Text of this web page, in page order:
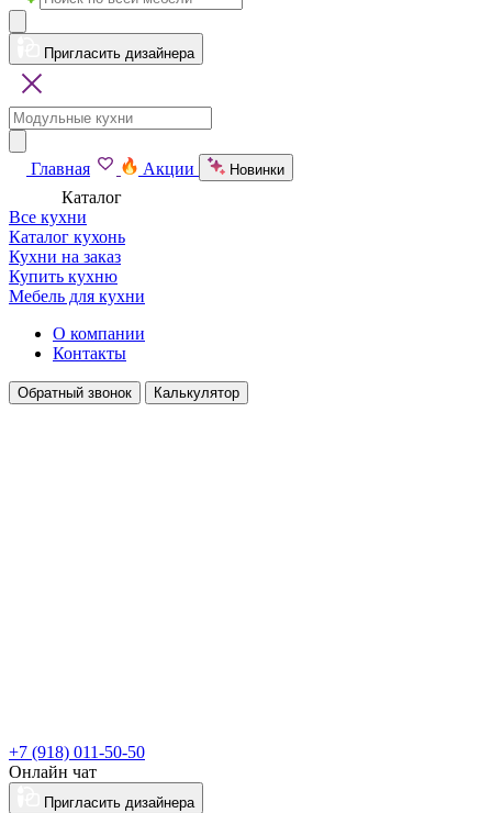
Пригласить дизайнера
Главная Акции Новинки
Каталог
Все кухни
Каталог кухонь
Кухни на заказ
Купить кухню
Мебель для кухни
О компании
Контакты
Обратный звонок Калькулятор
+7 (918) 011-50-50
Онлайн чат
Пригласить дизайнера